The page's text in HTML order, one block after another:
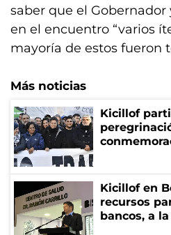
saber que el
en el encuentro “varios
mayoría de estos fueron
Más noticias
Kicillof
Kicillof en
recursos
bancos, a